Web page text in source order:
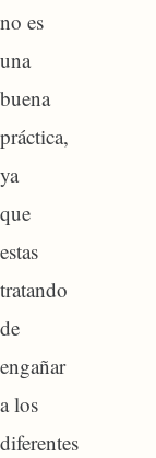
no es
una
buena
práctica,
ya
que
estas
tratando
de
engañar
a los
diferentes